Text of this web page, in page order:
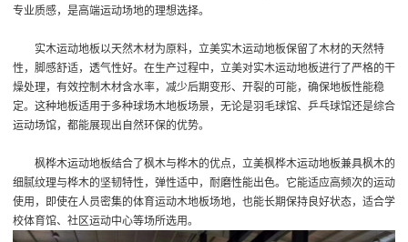
专业质感，是高端运动场地的理想选择。
实木运动地板以天然木材为原料，立美实木运动地板保留了木材的天然特
性，脚感舒适，透气性好。在生产过程中，立美对实木运动地板进行了严格的干
燥处理，有效控制木材含水率，减少后期变形、开裂的可能，确保地板性能稳
定。这种地板适用于多种球场木地板场景，无论是羽毛球馆、乒乓球馆还是综合
运动场馆，都能展现出自然环保的优势。
枫桦木运动地板结合了枫木与桦木的优点，立美枫桦木运动地板兼具枫木的
细腻纹理与桦木的坚韧特性，弹性适中，耐磨性能出色。它能适应高频次的运动
使用，即使在人员密集的体育运动木地板场地，也能长期保持良好状态，适合学
校体育馆、社区运动中心等场所选用。